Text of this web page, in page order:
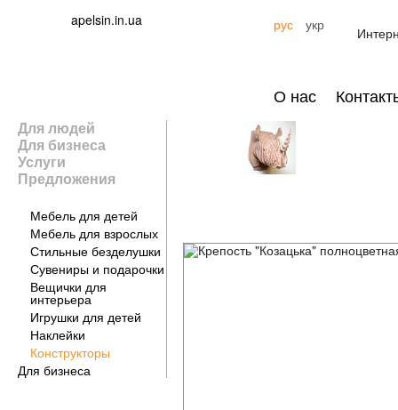
apelsin.in.ua рус укр
О нас
Для людей
Для бизнеса
Услуги
Предложения
Мебель для детей
Мебель для взрослых
Стильные безделушки
Сувениры и подарочки
Вещички для
интерьера
Игрушки для детей
Наклейки
Конструкторы
Для бизнеса